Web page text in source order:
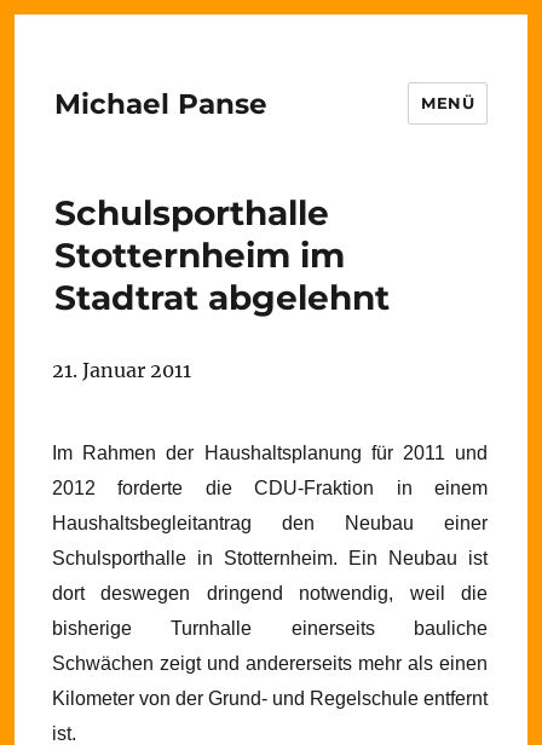
Michael Panse MENÜ
Schulsporthalle
Stotternheim im
Stadtrat abgelehnt
21. Januar 2011
Im Rahmen der Haushaltsplanung für 2011 und
2012 forderte die CDU-Fraktion in einem
Haushaltsbegleitantrag den Neubau einer
Schulsporthalle in Stotternheim. Ein Neubau ist
dort deswegen dringend notwendig, weil die
bisherige Turnhalle einerseits bauliche
Schwächen zeigt und andererseits mehr als einen
Kilometer von der Grund- und Regelschule entfernt
ist.